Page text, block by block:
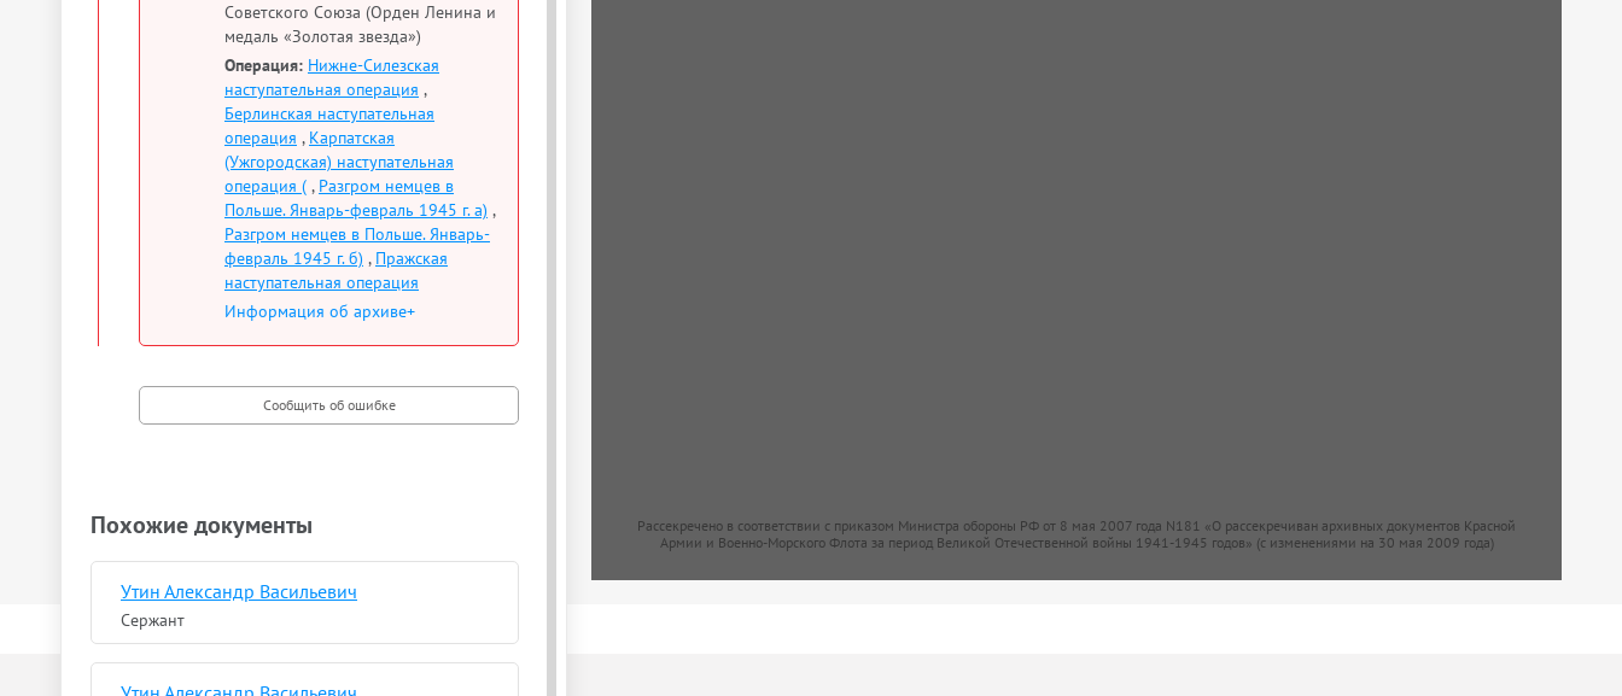
Советского Союза (Орден Ленина и
медаль «Золотая звезда»)
Операция: Нижне-Силезская
наступательная операция ,
Берлинская наступательная
операция , Карпатская
(Ужгородская) наступательная
операция ( , Разгром немцев в
Польше. Январь-февраль 1945 г. а) ,
Разгром немцев в Польше. Январь-
февраль 1945 г. б) , Пражская
наступательная операция
Информация об архиве+
Похожие документы
Утин Александр Васильевич
Сержант
Рассекречено в соответствии с приказом Министра обороны РФ от 8 мая 2007 года N181 «О рассекречиван архивных документов Красной
Армии и Военно-Морского Флота за период Великой Отечественной войны 1941-1945 годов» (с изменениями на 30 мая 2009 года)